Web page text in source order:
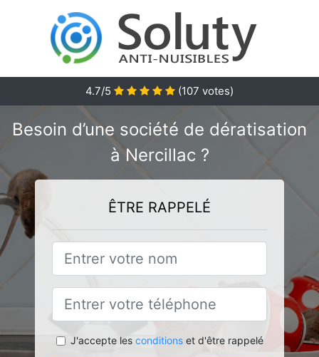
4.7/5 (107 votes)
Besoin d’une société de dératisation
à Nercillac ?
ÊTRE RAPPELÉ
J'accepte les conditionset d'être rappelé